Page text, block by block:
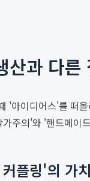
산과 다른
'아이디어스'를 떠
주의'와 '핸드메이
플링'의 가치